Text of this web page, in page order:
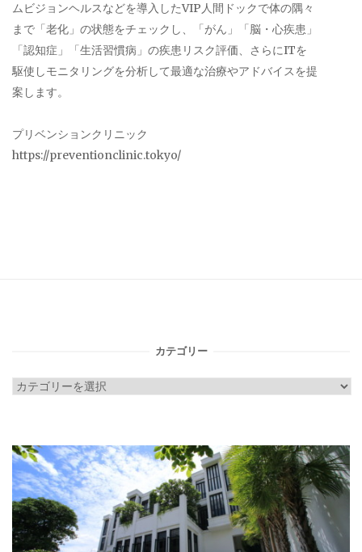
ムビジョンヘルスなどを導入したVIP人間ドックで体の隅々
まで「老化」の状態をチェックし、「がん」「脳・心疾患」
「認知症」「生活習慣病」の疾患リスク評価、さらにITを
駆使しモニタリングを分析して最適な治療やアドバイスを提
案します。
プリベンションクリニック
https://preventionclinic.tokyo/
カテゴリー
カ
リ
ー